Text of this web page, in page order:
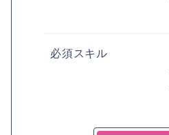
必須スキル